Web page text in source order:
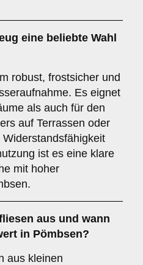
eine beliebte Wahl
robust, frostsicher und
Es eignet
als auch für den
auf Terrassen oder
ist es eine klare
mit hoher
aus und wann
in Pömbsen?
aus kleinen